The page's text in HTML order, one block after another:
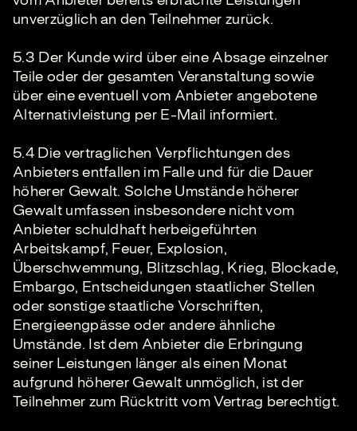
unverzüglich an den Teilnehmer zurück.
5.3 Der Kunde wird über eine Absage einzelner
Teile oder der gesamten Veranstaltung sowie
über eine eventuell vom Anbieter angebotene
Alternativleistung per E-Mail informiert.
5.4 Die vertraglichen Verpflichtungen des
Anbieters entfallen im Falle und für die Dauer
höherer Gewalt. Solche Umstände höherer
Gewalt umfassen insbesondere nicht vom
Anbieter schuldhaft herbeigeführten
Arbeitskampf, Feuer, Explosion,
Überschwemmung, Blitzschlag, Krieg, Blockade,
Embargo, Entscheidungen staatlicher Stellen
oder sonstige staatliche Vorschriften,
Energieengpässe oder andere ähnliche
Umstände. Ist dem Anbieter die Erbringung
seiner Leistungen länger als einen Monat
aufgrund höherer Gewalt unmöglich, ist der
Teilnehmer zum Rücktritt vom Vertrag berechtigt.